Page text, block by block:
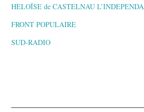
HELOÏSE de CASTELNAU
FRONT POPULAIRE
SUD-RADIO